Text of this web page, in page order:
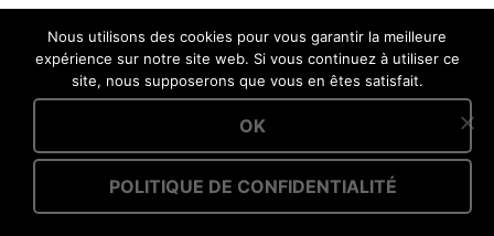
Nous utilisons des cookies pour vous garantir la meilleure
expérience sur notre site web. Si vous continuez à utiliser ce
site, nous supposerons que vous en êtes satisfait.
OK
POLITIQUE DE CONFIDENTIALITÉ